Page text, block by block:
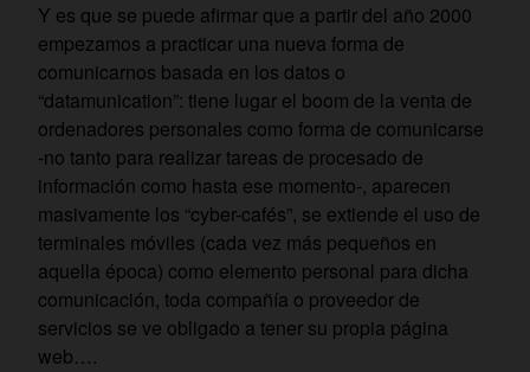
Y es que se puede afirmar que a partir del año 2000
empezamos a practicar una nueva forma de
comunicarnos basada en los datos o
“datamunication”: tiene lugar el boom de la venta de
ordenadores personales como forma de comunicarse
-no tanto para realizar tareas de procesado de
información como hasta ese momento-, aparecen
masivamente los “cyber-cafés”, se extiende el uso de
terminales móviles (cada vez más pequeños en
aquella época) como elemento personal para dicha
comunicación, toda compañía o proveedor de
servicios se ve obligado a tener su propia página
web….